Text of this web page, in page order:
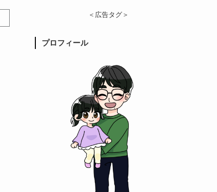
＜広告タグ＞
プロフィール